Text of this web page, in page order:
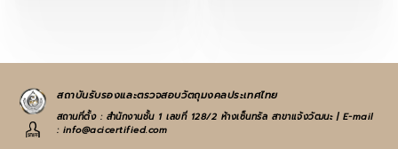
สถาบันรับรองและตรวจสอบวัตถุมงคลประเทศไทย
สถานที่ตั้ง : สำนักงานชั้น 1 เลขที่ 128/2 ห้างเซ็นทรัล สาขาแจ้งวัฒนะ | E-mail
: info@acicertified.com